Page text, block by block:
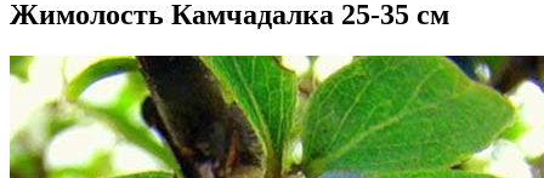
Жимолость Камчадалка 25-35 см